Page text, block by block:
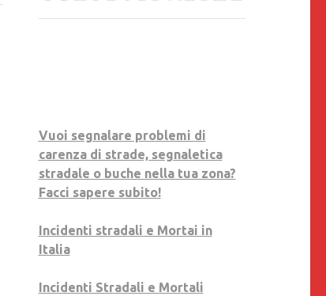
RONZULLO
CIARAMELLA:
Vuoi segnalare problemi di
carenza di strade, segnaletica
stradale o buche nella tua zona?
Facci sapere subito!
Incidenti stradali e Mortai in
Italia
Incidenti Stradali e Mortali